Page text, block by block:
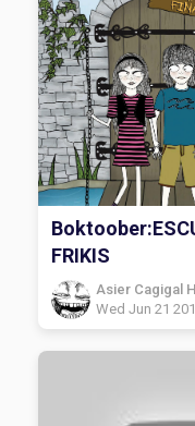
FRIKIS
Asier Cagigal
Wed Jun 21